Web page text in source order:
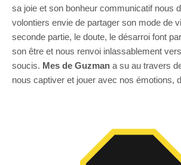
sa joie et son bonheur communicatif nous
volontiers envie de partager son mode de
seconde partie, le doute, le désarroi font
son être et nous renvoi inlassablement
soucis. Mes de Guzman a su au travers
nous captiver et jouer avec nos émotions,